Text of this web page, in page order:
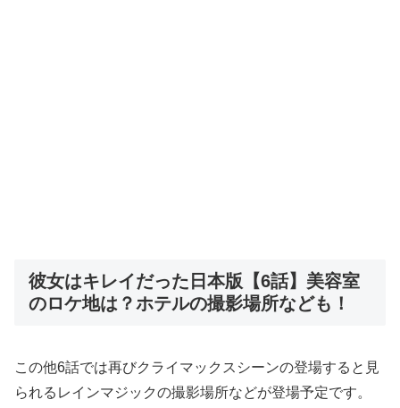
彼女はキレイだった日本版【6話】美容室
のロケ地は？ホテルの撮影場所なども！
この他6話では再びクライマックスシーンの登場すると見
られるレインマジックの撮影場所などが登場予定です。